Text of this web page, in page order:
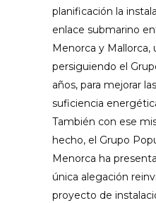
planificación la
enlace submarino
Menorca y Mallorca,
persiguiendo el
años, para mejorar
suficiencia
También con ese
hecho, el Grupo
Menorca ha
única alegación
proyecto de